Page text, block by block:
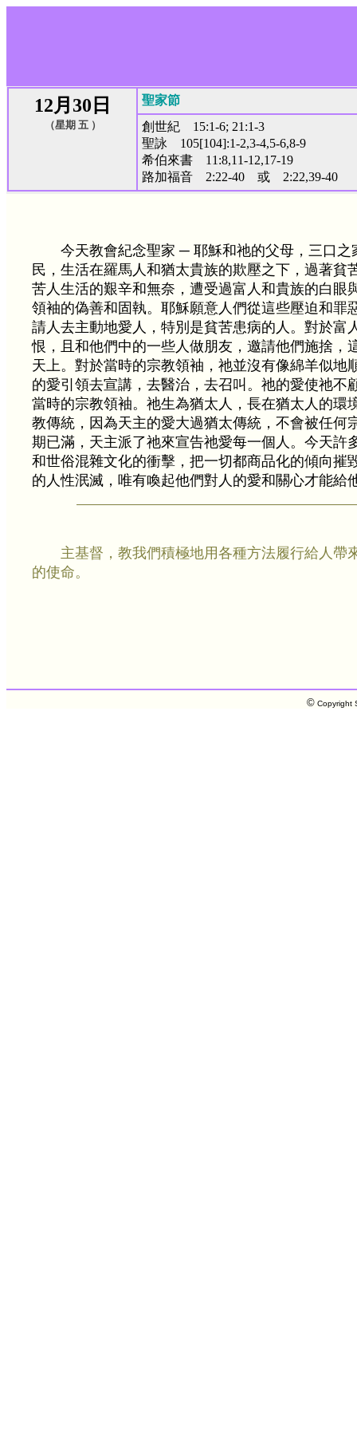
12月30日
（星期 五 ）
聖家節
創世紀 15:1-6; 21:1-3
聖詠 105[104]:1-2,3-4,5-6,8-9
希伯來書 11:8,11-12,17-19
路加福音 2:22-40 或 2:22,39-40
今天教會紀念聖家 ─ 耶穌和祂的父母，三口之
民，生活在羅馬人和猶太貴族的欺壓之下，過著貧
苦人生活的艱辛和無奈，遭受過富人和貴族的白眼
領袖的偽善和固執。耶穌願意人們從這些壓迫和罪
請人去主動地愛人，特別是貧苦患病的人。對於富
恨，且和他們中的一些人做朋友，邀請他們施捨，
天上。對於當時的宗教領袖，祂並沒有像綿羊似地
的愛引領去宣講，去醫治，去召叫。祂的愛使祂不
當時的宗教領袖。祂生為猶太人，長在猶太人的環
教傳統，因為天主的愛大過猶太傳統，不會被任何
期已滿，天主派了祂來宣告祂愛每一個人。今天許
和世俗混雜文化的衝擊，把一切都商品化的傾向摧
的人性泯滅，唯有喚起他們對人的愛和關心才能給
主基督，教我們積極地用各種方法履行給人帶
的使命。
©Copyright